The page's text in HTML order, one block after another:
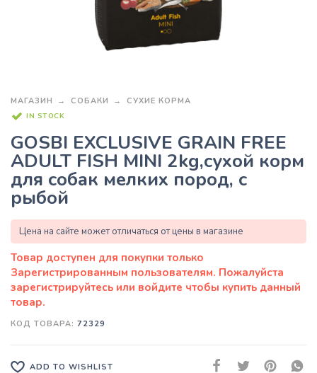
МАГАЗИН СОБАКИ СУХИЕ КОРМА
IN STOCK
GOSBI EXCLUSIVE GRAIN FREE
ADULT FISH MINI 2kg,сухой корм
для собак мелких пород, с
рыбой
Цена на сайте может отличаться от цены в магазине
КОД ТОВАРА: 72329
ADD TO WISHLIST